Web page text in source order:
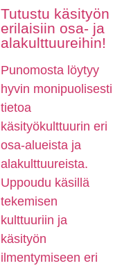
Tutustu käsityön
erilaisiin osa- ja
alakulttuureihin!
Punomosta löytyy
hyvin monipuolisesti
tietoa
käsityökulttuurin eri
osa-alueista ja
alakulttuureista.
Uppoudu käsillä
tekemisen
kulttuuriin ja
käsityön
ilmentymiseen eri